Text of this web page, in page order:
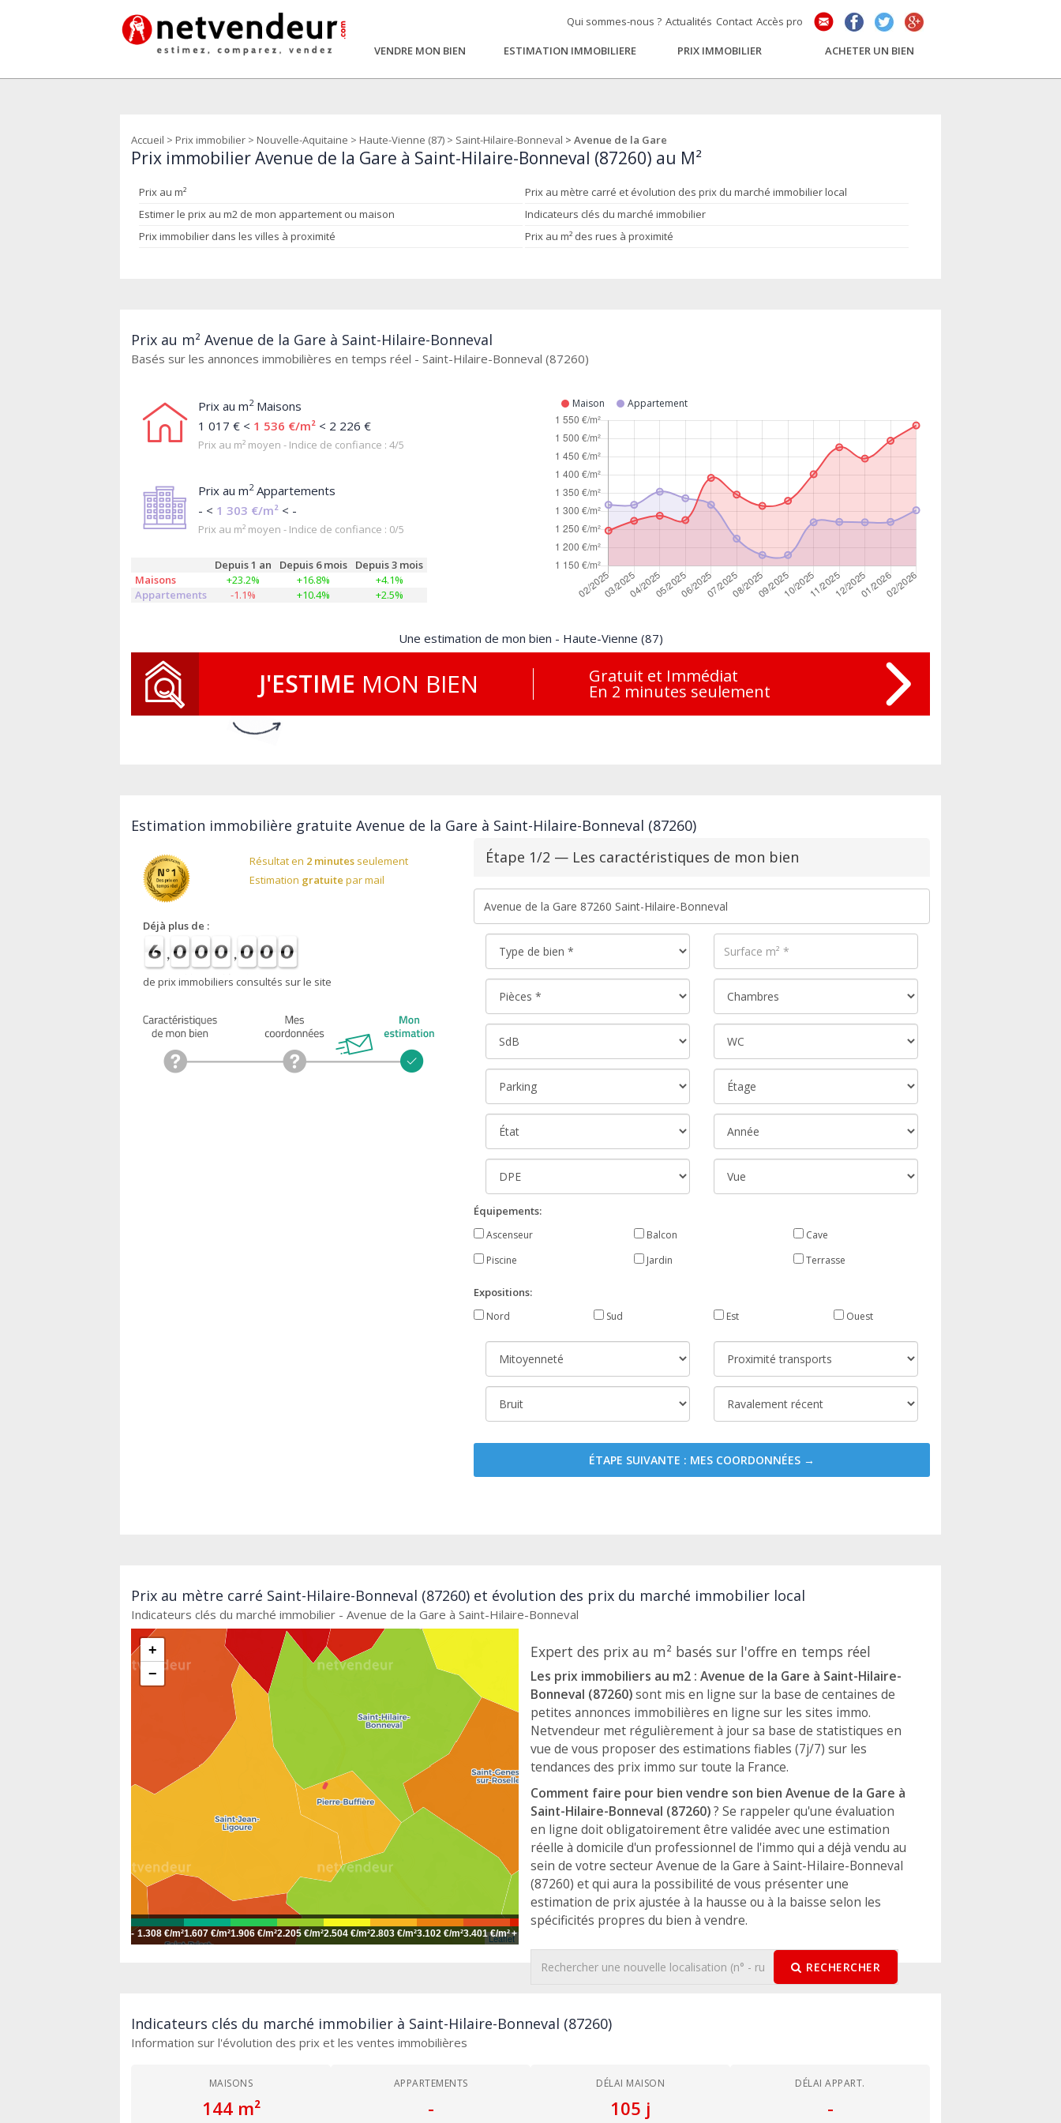
Qui sommes-nous ? Actualités Contact Accès pro
VENDRE MON BIEN ESTIMATION IMMOBILIERE PRIX IMMOBILIER ACHETER UN BIEN
Accueil > Prix immobilier > Nouvelle-Aquitaine > Haute-Vienne (87) > Saint-Hilaire-Bonneval > Avenue de la Gare
Prix immobilier Avenue de la Gare à Saint-Hilaire-Bonneval (87260) au M²
Prix au m²
Prix au mètre carré et évolution des prix du marché immobilier local
Estimer le prix au m2 de mon appartement ou maison
Indicateurs clés du marché immobilier
Prix immobilier dans les villes à proximité
Prix au m² des rues à proximité
Prix au m² Avenue de la Gare à Saint-Hilaire-Bonneval
Basés sur les annonces immobilières en temps réel - Saint-Hilaire-Bonneval (87260)
Prix au m2Maisons
1 017 € < 1 536 €/m² < 2 226 €
Prix au m² moyen - Indice de confiance : 4/5
Prix au m2Appartements
- < 1 303 €/m² < -
Prix au m² moyen - Indice de confiance : 0/5
Depuis 1 an Depuis 6 mois
Depuis 3 mois
Maisons
+23.2% +16.8%
+4.1%
Appartements
-1.1% +10.4% +2.5%
Maison Appartement
Une estimation de mon bien - Haute-Vienne (87)
J'ESTIME MON BIEN Gratuit et Immédiat
En 2 minutes seulement
Estimation immobilière gratuite Avenue de la Gare à Saint-Hilaire-Bonneval (87260)
Résultat en 2 minutesseulement
Estimation gratuite par mail
Déjà plus de :
de prix immobiliers consultés sur le site
Étape 1/2 — Les caractéristiques de mon bien
Équipements:
Ascenseur Balcon
Cave
Piscine
Jardin Terrasse
Expositions:
Nord Sud Est Ouest
ÉTAPE SUIVANTE : MES COORDONNÉES →
Prix au mètre carré Saint-Hilaire-Bonneval (87260) et évolution des prix du marché immobilier local
Indicateurs clés du marché immobilier - Avenue de la Gare à Saint-Hilaire-Bonneval
+
−
Leaflet
- 1.308 €/m²1.607 €/m²1.906 €/m²2.205 €/m²2.504 €/m²2.803 €/m²3.102 €/m²3.401 €/m²+
Expert des prix au m² basés sur l'offre en temps réel
Les prix immobiliers au m2 : Avenue de la Gare à Saint-Hilaire-
Bonneval (87260)sont mis en ligne sur la base de centaines de
petites annonces immobilières en ligne sur les sites immo.
Netvendeur met régulièrement à jour sa base de statistiques en
vue de vous proposer des estimations fiables (7j/7) sur les
tendances des prix immo sur toute la France.
Comment faire pour bien vendre son bien Avenue de la Gare à
Saint-Hilaire-Bonneval (87260)? Se rappeler qu'une évaluation
en ligne doit obligatoirement être validée avec une estimation
réelle à domicile d'un professionnel de l'immo qui a déjà vendu au
sein de votre secteur Avenue de la Gare à Saint-Hilaire-Bonneval
(87260) et qui aura la possibilité de vous présenter une
estimation de prix ajustée à la hausse ou à la baisse selon les
spécificités propres du bien à vendre.
RECHERCHER
Indicateurs clés du marché immobilier à Saint-Hilaire-Bonneval (87260)
Information sur l'évolution des prix et les ventes immobilières
MAISONS
144 m²
APPARTEMENTS
-
DÉLAI MAISON
105 j
DÉLAI APPART.
-